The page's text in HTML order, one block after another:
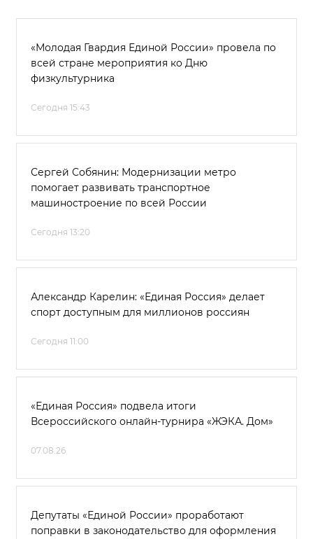
«Молодая Гвардия Единой России» провела по
всей стране мероприятия ко Дню
физкультурника
Сегодня 15:43
Сергей Собянин: Модернизации метро
помогает развивать транспортное
машиностроение по всей России
Сегодня 13:20
Александр Карелин: «Единая Россия» делает
спорт доступным для миллионов россиян
Сегодня 11:00
«Единая Россия» подвела итоги
Всероссийского онлайн-турнира «ЖЭКА. Дом»
07.08.26
Депутаты «Единой России» проработают
поправки в законодательство для оформления